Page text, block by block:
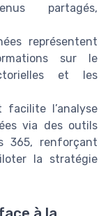
partagés,
représentent
sur le
et les
facilite l’analyse
via des outils
365, renforçant
la stratégie